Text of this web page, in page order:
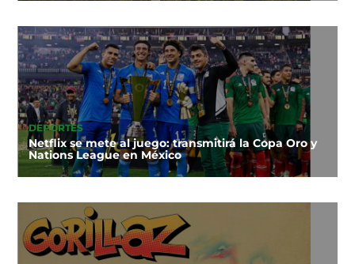
DEPORTES
Netflix se mete al juego: transmitirá la Copa Oro y
Nations League en México